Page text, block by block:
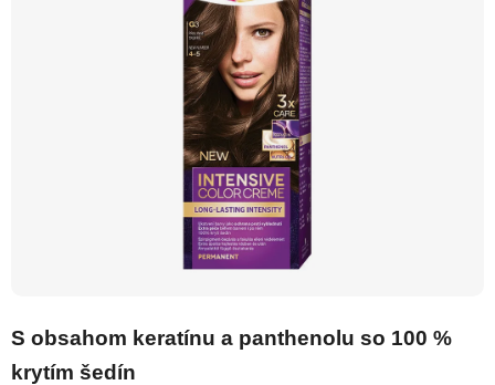
S obsahom keratínu a panthenolu so 100 %
krytím šedín